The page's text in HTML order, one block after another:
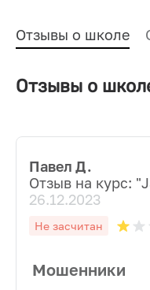
Отзывы о школе
Отзывы о
Павел Д.
Отзыв на курс: "
26.12.2023
Не засчитан
Мошенники